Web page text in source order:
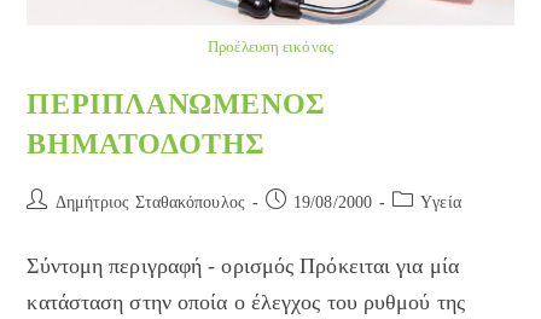
Προέλευση εικόνας
ΠΕΡΙΠΛΑΝΩΜΕΝΟΣ
ΒΗΜΑΤΟΔΟΤΗΣ
Post Δημήτριος Σταθακόπουλος
Post 19/08/2000
PostYγεία
Σύντομη περιγραφή - ορισμός Πρόκειται για μία
κατάσταση στην οποία ο έλεγχος του ρυθμού της